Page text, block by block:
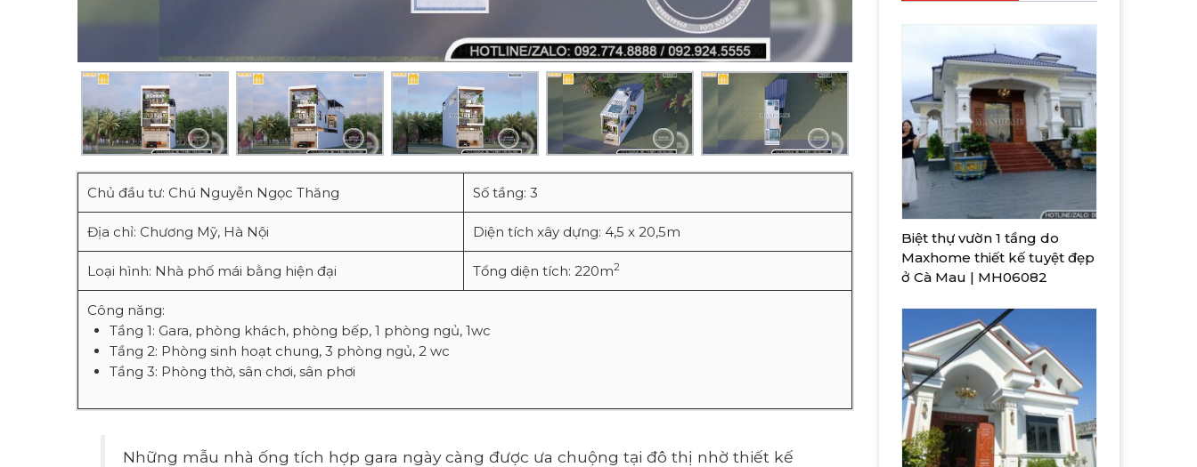
Chủ đầu tư: Chú Nguyễn Ngọc Thăng Số tầng: 3
Địa chỉ: Chương Mỹ, Hà Nội Diện tích xây dựng: 4,5 x 20,5m
Loại hình: Nhà phố mái bằng hiện đại Tổng diện tích: 220m2
Công năng:
Tầng 1: Gara, phòng khách, phòng bếp, 1 phòng ngủ, 1wc
Tầng 2: Phòng sinh hoạt chung, 3 phòng ngủ, 2 wc
Tầng 3: Phòng thờ, sân chơi, sân phơi
Những mẫu nhà ống tích hợp gara ngày càng được ưa chuộng tại đô thị nhờ thiết kế
Biệt thự vườn 1 tầng do
Maxhome thiết kế tuyệt đẹp
ở Cà Mau | MH06082